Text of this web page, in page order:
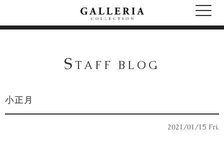
S TAFF BLOG
小正月
2021/01/15 Fri.